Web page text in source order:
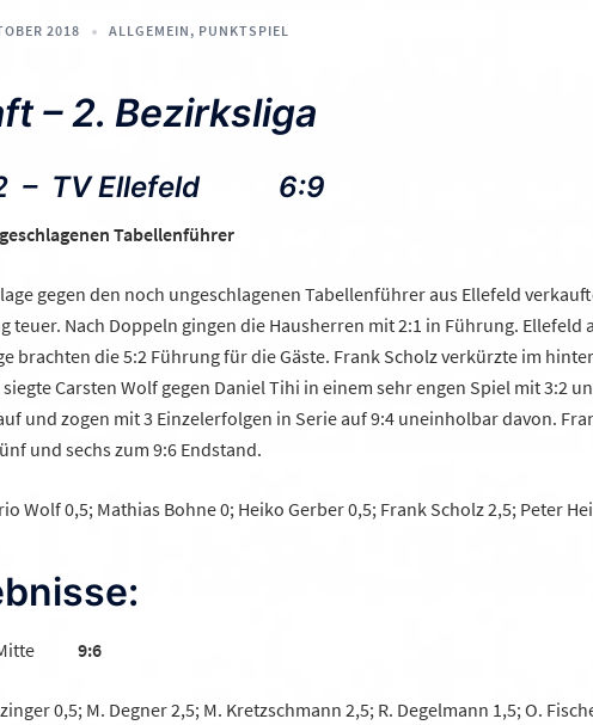
2018 ALLGEMEIN , PUNKTSPIEL
– 2. Bezirksliga
2 – TV Ellefeld 6:9
Tabellenführer
gegen den noch ungeschlagenen Tabellenführer aus Ellefeld
teuer. Nach Doppeln gingen die Hausherren mit 2:1 in Führung. Ellefeld
brachten die 5:2 Führung für die Gäste. Frank Scholz verkürzte im
Carsten Wolf gegen Daniel Tihi in einem sehr engen Spiel mit 3:2
und zogen mit 3 Einzelerfolgen in Serie auf 9:4 uneinholbar davon.
und sechs zum 9:6 Endstand.
Wolf 0,5; Mathias Bohne 0; Heiko Gerber 0,5; Frank Scholz 2,5; Peter
Mitte 9:6
0,5; M. Degner 2,5; M. Kretzschmann 2,5; R. Degelmann 1,5; O.